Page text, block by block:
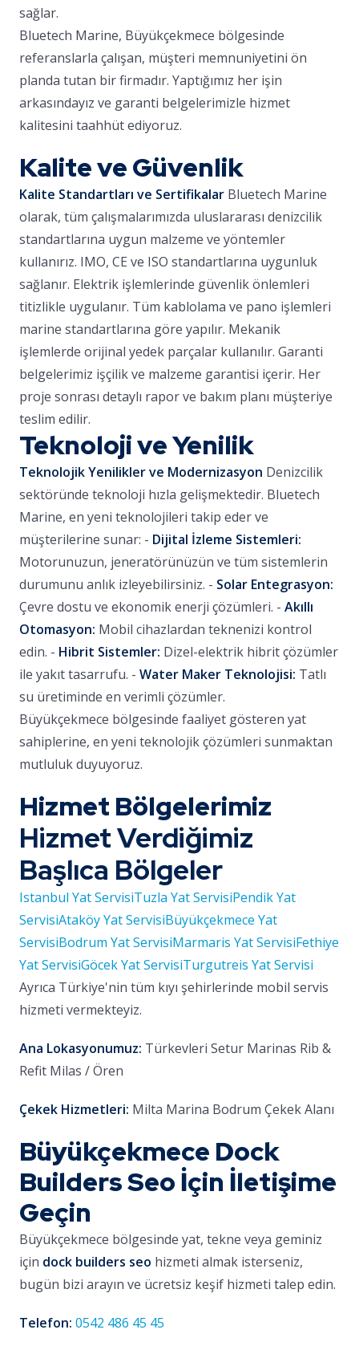
sağlar.
Bluetech Marine, Büyükçekmece bölgesinde
referanslarla çalışan, müşteri memnuniyetini ön
planda tutan bir firmadır. Yaptığımız her işin
arkasındayız ve garanti belgelerimizle hizmet
kalitesini taahhüt ediyoruz.
Kalite ve Güvenlik
Kalite Standartları ve Sertifikalar Bluetech Marine
olarak, tüm çalışmalarımızda uluslararası denizcilik
standartlarına uygun malzeme ve yöntemler
kullanırız. IMO, CE ve ISO standartlarına uygunluk
sağlanır. Elektrik işlemlerinde güvenlik önlemleri
titizlikle uygulanır. Tüm kablolama ve pano işlemleri
marine standartlarına göre yapılır. Mekanik
işlemlerde orijinal yedek parçalar kullanılır. Garanti
belgelerimiz işçilik ve malzeme garantisi içerir. Her
proje sonrası detaylı rapor ve bakım planı müşteriye
teslim edilir.
Teknoloji ve Yenilik
Teknolojik Yenilikler ve Modernizasyon Denizcilik
sektöründe teknoloji hızla gelişmektedir. Bluetech
Marine, en yeni teknolojileri takip eder ve
müşterilerine sunar: - Dijital İzleme Sistemleri:
Motorunuzun, jeneratörünüzün ve tüm sistemlerin
durumunu anlık izleyebilirsiniz. - Solar Entegrasyon:
Çevre dostu ve ekonomik enerji çözümleri. - Akıllı
Otomasyon: Mobil cihazlardan teknenizi kontrol
edin. - Hibrit Sistemler: Dizel-elektrik hibrit çözümler
ile yakıt tasarrufu. - Water Maker Teknolojisi: Tatlı
su üretiminde en verimli çözümler.
Büyükçekmece bölgesinde faaliyet gösteren yat
sahiplerine, en yeni teknolojik çözümleri sunmaktan
mutluluk duyuyoruz.
Hizmet Bölgelerimiz
Hizmet Verdiğimiz
Başlıca Bölgeler
Istanbul Yat ServisiTuzla Yat ServisiPendik Yat
ServisiAtaköy Yat ServisiBüyükçekmece Yat
ServisiBodrum Yat ServisiMarmaris Yat ServisiFethiye
Yat ServisiGöcek Yat ServisiTurgutreis Yat Servisi
Ayrıca Türkiye'nin tüm kıyı şehirlerinde mobil servis
hizmeti vermekteyiz.
Ana Lokasyonumuz: Türkevleri Setur Marinas Rib &
Refit Milas / Ören
Çekek Hizmetleri: Milta Marina Bodrum Çekek Alanı
Büyükçekmece Dock
Builders Seo İçin İletişime
Geçin
Büyükçekmece bölgesinde yat, tekne veya geminiz
için dock builders seo hizmeti almak isterseniz,
bugün bizi arayın ve ücretsiz keşif hizmeti talep edin.
Telefon: 0542 486 45 45